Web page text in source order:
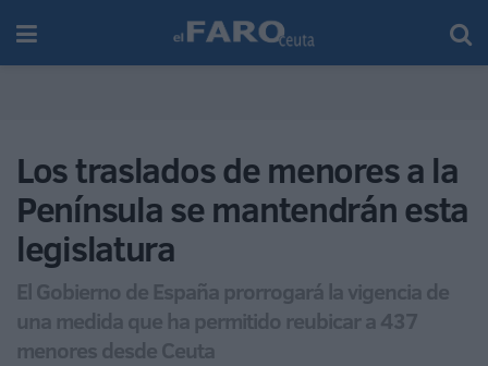
Los traslados de menores a la
Península se mantendrán esta
legislatura
El Gobierno de España prorrogará la vigencia de
una medida que ha permitido reubicar a 437
menores desde Ceuta